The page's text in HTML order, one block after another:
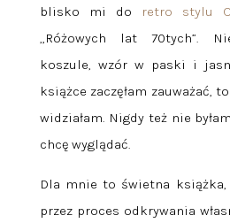
blisko mi do
retro stylu
„Różowych lat 70tych”.
koszule, wzór w paski i
książce zaczęłam zauważać,
widziałam. Nigdy też nie
chcę wyglądać.
Dla mnie to świetna książka,
przez proces odkrywania